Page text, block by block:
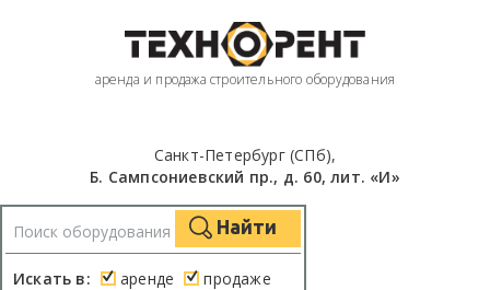
аренда и продажа строительного оборудования
Санкт-Петербург (СПб),
Б. Сампсониевский пр., д. 60, лит. «И»
Искать в: аренде продаже
Найти